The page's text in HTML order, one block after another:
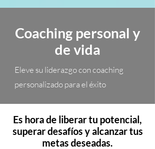
Coaching personal y
de vida
Eleve su liderazgo con coaching
personalizado para el éxito
Es hora de liberar tu potencial,
superar desafíos y alcanzar tus
metas deseadas.